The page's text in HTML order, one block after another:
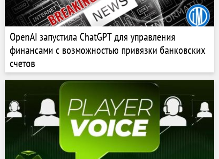
OpenAI запустила ChatGPT для управления
финансами с возможностью привязки банковских
счетов